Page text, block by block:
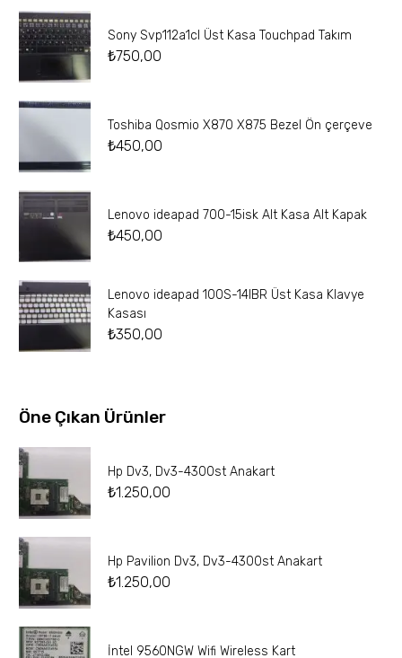
Sony Svp112a1cl Üst Kasa Touchpad Takım
₺750,00
Toshiba Qosmio X870 X875 Bezel Ön çerçeve
₺450,00
Lenovo ideapad 700-15isk Alt Kasa Alt Kapak
₺450,00
Lenovo ideapad 100S-14IBR Üst Kasa Klavye
Kasası
₺350,00
Öne Çıkan Ürünler
Hp Dv3, Dv3-4300st Anakart
₺1.250,00
Hp Pavilion Dv3, Dv3-4300st Anakart
₺1.250,00
İntel 9560NGW Wifi Wireless Kart